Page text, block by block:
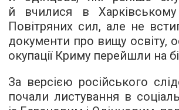
й вчилися в Харківському
Повітряних сил, але не
документи про вищу освіту,
окупації Криму перейшли на
За версією російського
почали листування в